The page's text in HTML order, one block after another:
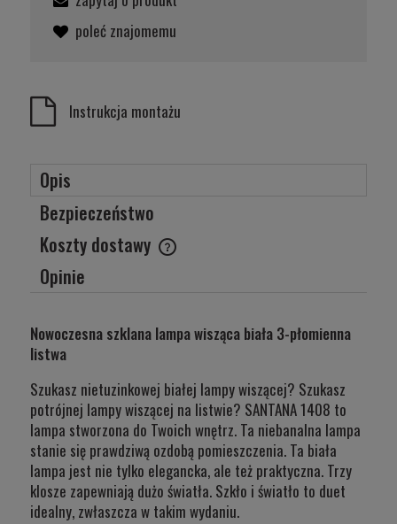
poleć znajomemu
Instrukcja montażu
Opis
Bezpieczeństwo
Koszty dostawy
Cena nie zawiera ewentualnych kosztów płatności
Opinie
Nowoczesna szklana lampa wisząca biała 3-płomienna
listwa
Szukasz nietuzinkowej białej lampy wiszącej? Szukasz
potrójnej lampy wiszącej na listwie? SANTANA 1408 to
lampa stworzona do Twoich wnętrz. Ta niebanalna lampa
stanie się prawdziwą ozdobą pomieszczenia. Ta biała
lampa jest nie tylko elegancka, ale też praktyczna. Trzy
klosze zapewniają dużo światła. Szkło i światło to duet
idealny, zwłaszcza w takim wydaniu.